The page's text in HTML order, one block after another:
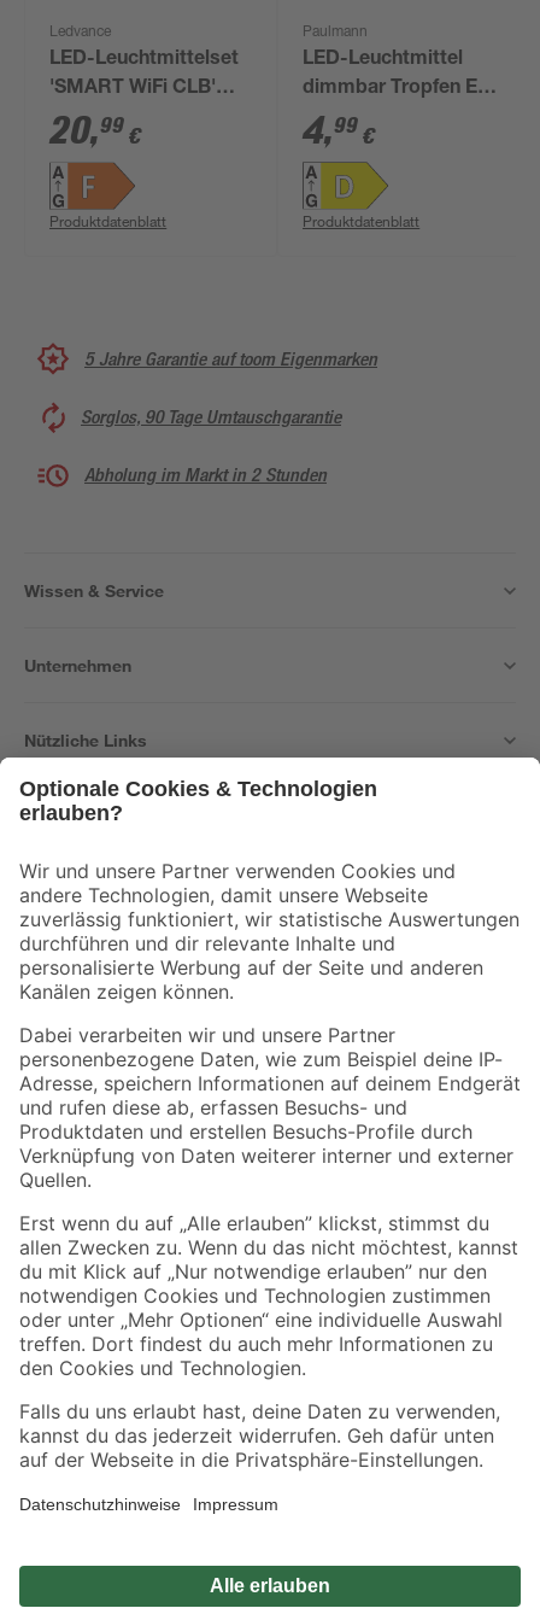
Ledvance
LED-Leuchtmittelset
'SMART WiFi CLB'
dimmbar Kerze matt
E14 4,9 W 470 lm
warmweiß 3 Stück
20,99 €
Produktdatenblatt
Paulmann
LED-Leuchtmittel
dimmbar Tropfen E14
5,9 W 806 lm
warmweiß
4,99 €
Produktdatenblatt
5 Jahre Garantie auf toom Eigenmarken
Sorglos, 90 Tage Umtauschgarantie
Abholung im Markt in 2 Stunden
Wissen & Service
Unternehmen
Nützliche Links
Der toom Newsletter: Keine Angebote und Aktionen mehr verpassen!
Zur Newsletter Anmeldung
Folge uns
Zahlungsarten Versandarten
Sicher einkaufen
Jetzt die toom-App herunterladen
Alle Preisangaben in EUR inkl. gesetzl. MwSt.. Die dargestellten Angebote sind unter
Umständen nicht in allen Märkten verfügbar. Die angegebenen Verfügbarkeiten beziehen
Produkte nur solange der Vorrat reicht.
*Paketversand ab 59 € versandkostenfrei, gilt nicht für Artikel mit Speditionsversand, hier
Privatsphäre Impressum
Nutzungsbedingungen
Widerrufsrecht Vertrag widerrufen